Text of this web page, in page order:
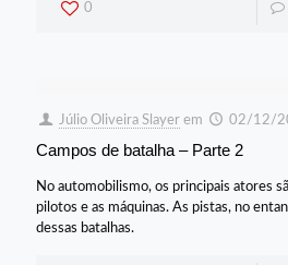
0
Júlio Oliveira Slayer em 02/12/
Campos de batalha – Parte 2
No automobilismo, os principais atores
pilotos e as máquinas. As pistas, no
dessas batalhas.